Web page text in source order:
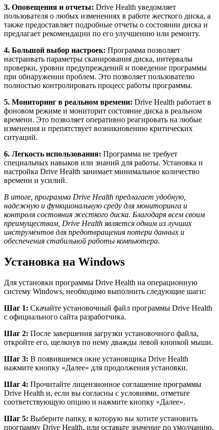
3. Оповещения и отчеты: Drive Health уведомляет
пользователя о любых изменениях в работе жесткого диска, а
также предоставляет подробные отчеты о состоянии диска и
предлагает рекомендации по его улучшению или ремонту.
4. Большой выбор настроек: Программа позволяет
настраивать параметры сканирования диска, интервалы
проверки, уровни предупреждений и поведение программы
при обнаружении проблем. Это позволяет пользователю
полностью контролировать процесс работы программы.
5. Мониторинг в реальном времени: Drive Health работает в
фоновом режиме и мониторит состояние диска в реальном
времени. Это позволяет оперативно реагировать на любые
изменения и препятствует возникновению критических
ситуаций.
6. Легкость использования: Программа не требует
специальных навыков или знаний для работы. Установка и
настройка Drive Health занимает минимальное количество
времени и усилий.
В итоге, программа Drive Health предлагает удобную,
надежную и функциональную среду для мониторинга и
контроля состояния жесткого диска. Благодаря всем своим
преимуществам, Drive Health является одним из лучших
инструментов для предотвращения потери данных и
обеспечения стабильной работы компьютера.
Установка на Windows
Для установки программы Drive Health на операционную
систему Windows, необходимо выполнить следующие шаги:
Шаг 1: Скачайте установочный файл программы Drive Health
с официального сайта разработчика.
Шаг 2: После завершения загрузки установочного файла,
откройте его, щелкнув по нему дважды левой кнопкой мыши.
Шаг 3: В появившемся окне установщика Drive Health
нажмите кнопку «Далее» для продолжения установки.
Шаг 4: Прочитайте лицензионное соглашение программы
Drive Health и, если вы согласны с условиями, отметьте
соответствующую опцию и нажмите кнопку «Далее».
Шаг 5: Выберите папку, в которую вы хотите установить
программу Drive Health, или оставьте значение по умолчанию,